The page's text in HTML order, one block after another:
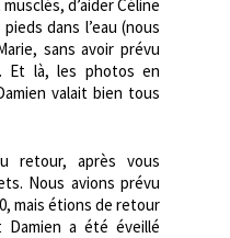
d’aider Céline
dans l’eau (nous
sans avoir prévu
Et là, les photos en
valait bien tous
retour, après vous
Nous avions prévu
mais étions de retour
Damien a été éveillé